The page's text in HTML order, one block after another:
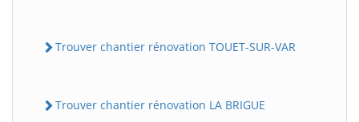
Trouver chantier rénovation TOUET-SUR-VAR
Trouver chantier rénovation LA BRIGUE